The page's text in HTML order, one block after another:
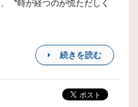
〝時が経つのが慌ただしく
続きを読む